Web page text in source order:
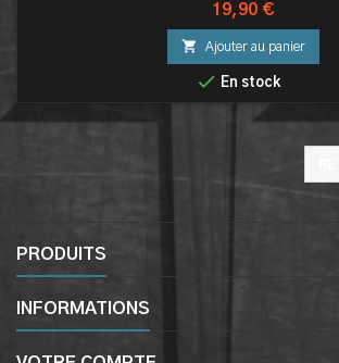
Prix
19,90 €
 Ajouter au panier
 En stock
PRODUITS
INFORMATIONS